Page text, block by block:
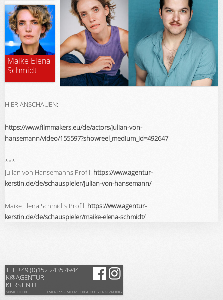
Maike Elena
Schmidt
HIER ANSCHAUEN:
https://www.filmmakers.eu/de/actors/julian-von-
hansemann/video/155597?showreel_medium_id=492647
***
Julian von Hansemanns Profil: https://www.agentur-
kerstin.de/de/schauspieler/julian-von-hansemann/
Maike Elena Schmidts Profil: https://www.agentur-
kerstin.de/de/schauspieler/maike-elena-schmidt/
TEL +49 (0)152 2435 4944
K@AGENTUR-
KERSTIN.DE
ANMELDEN IMPRESSUM+DATENSCHUTZERKLÄRUNG